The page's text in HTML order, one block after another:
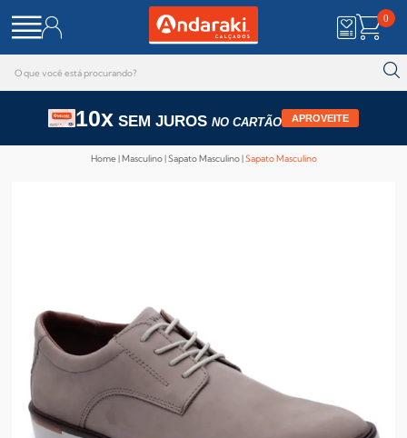
0
10x SEM JUROS NO CARTÃO APROVEITE
Home Masculino Sapato Masculino Sapato Masculino